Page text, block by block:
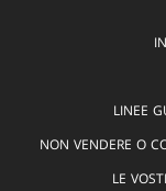
LINEE
NON VENDERE O
LE